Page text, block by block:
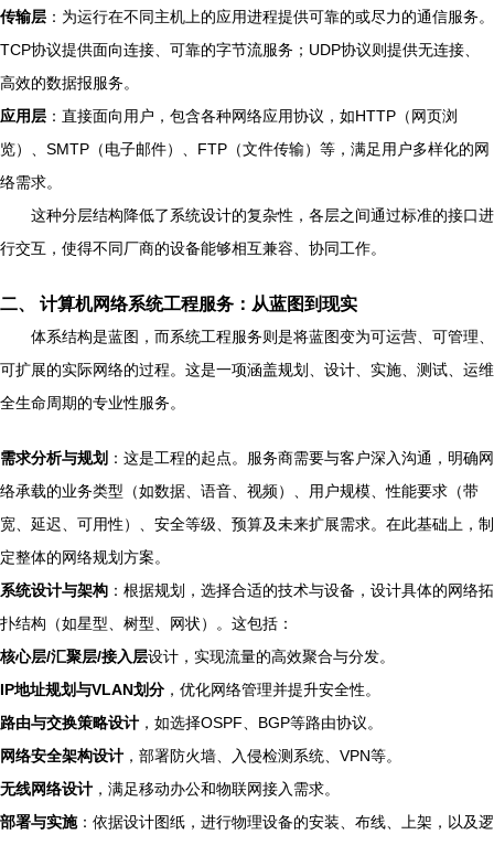
传输层 ：为运行在不同主机上的应用进程提供可靠的或尽力的通信服务。
TCP协议提供面向连接、可靠的字节流服务；UDP协议则提供无连接、
高效的数据报服务。
应用层 ：直接面向用户，包含各种网络应用协议，如HTTP（网页浏
览）、SMTP（电子邮件）、FTP（文件传输）等，满足用户多样化的网
络需求。
这种分层结构降低了系统设计的复杂性，各层之间通过标准的接口进
行交互，使得不同厂商的设备能够相互兼容、协同工作。
二、 计算机网络系统工程服务：从蓝图到现实
体系结构是蓝图，而系统工程服务则是将蓝图变为可运营、可管理、
可扩展的实际网络的过程。这是一项涵盖规划、设计、实施、测试、运维
全生命周期的专业性服务。
需求分析与规划 ：这是工程的起点。服务商需要与客户深入沟通，明确网
络承载的业务类型（如数据、语音、视频）、用户规模、性能要求（带
宽、延迟、可用性）、安全等级、预算及未来扩展需求。在此基础上，制
定整体的网络规划方案。
系统设计与架构 ：根据规划，选择合适的技术与设备，设计具体的网络拓
扑结构（如星型、树型、网状）。这包括：
核心层/汇聚层/接入层设计，实现流量的高效聚合与分发。
IP地址规划与VLAN划分 ，优化网络管理并提升安全性。
路由与交换策略设计 ，如选择OSPF、BGP等路由协议。
网络安全架构设计 ，部署防火墙、入侵检测系统、VPN等。
无线网络设计 ，满足移动办公和物联网接入需求。
部署与实施：依据设计图纸，进行物理设备的安装、布线、上架，以及逻